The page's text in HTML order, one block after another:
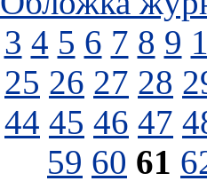
3 4 5 6 7 8 9
25 26 27 28
44 45 46 47
59 60 61